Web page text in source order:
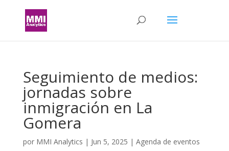
Seguimiento de medios:
jornadas sobre
inmigración en La
Gomera
por MMI Analytics | Jun 5, 2025 | Agenda de eventos